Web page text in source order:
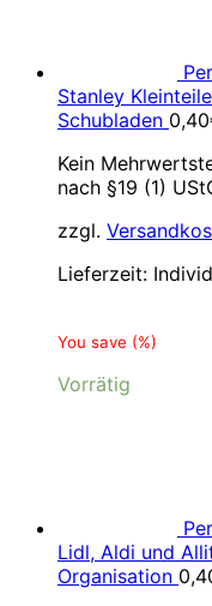
Stanley
Schubladen 0,40
Kein
nach §19 (1)
zzgl.
Lieferzeit:
You save (%)
Vorrätig
Lidl, Aldi und
Organisation